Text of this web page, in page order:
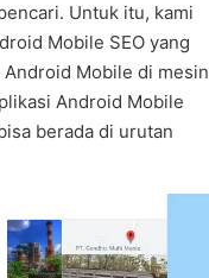
Untuk itu, kami
Mobile SEO yang
Mobile di mesin
Android Mobile
berada di urutan